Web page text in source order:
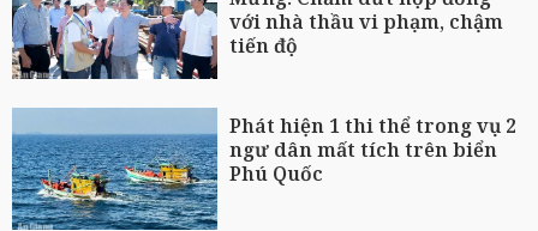
với nhà thầu vi phạm, chậm
tiến độ
Phát hiện 1 thi thể trong vụ 2
ngư dân mất tích trên biển
Phú Quốc